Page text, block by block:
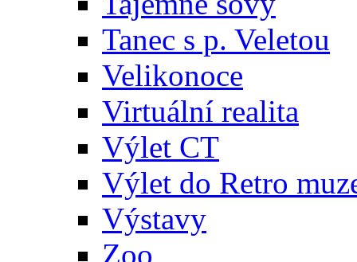
Tanec s p. Veletou
Velikonoce
Virtuální realita
Výlet CT
Výlet do Retro
Výstavy
Zoo